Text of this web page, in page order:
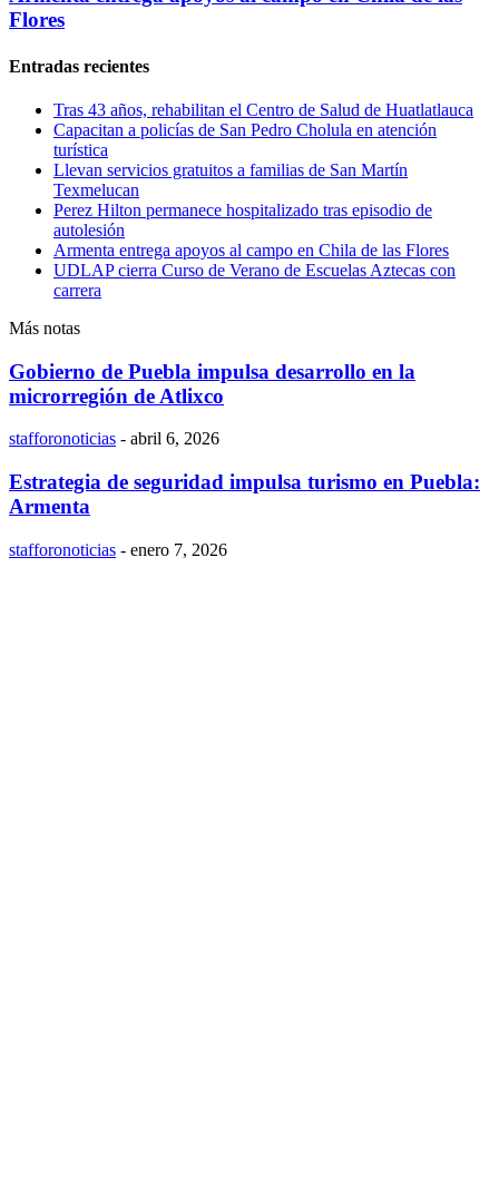
Flores
Entradas recientes
Tras 43 años, rehabilitan el Centro de Salud de Huatlatlauca
Capacitan a policías de San Pedro Cholula en atención
turística
Llevan servicios gratuitos a familias de San Martín
Texmelucan
Perez Hilton permanece hospitalizado tras episodio de
autolesión
Armenta entrega apoyos al campo en Chila de las Flores
UDLAP cierra Curso de Verano de Escuelas Aztecas con
carrera
Más notas
Gobierno de Puebla impulsa desarrollo en la
microrregión de Atlixco
stafforonoticias - abril 6, 2026
Estrategia de seguridad impulsa turismo en Puebla:
Armenta
stafforonoticias - enero 7, 2026